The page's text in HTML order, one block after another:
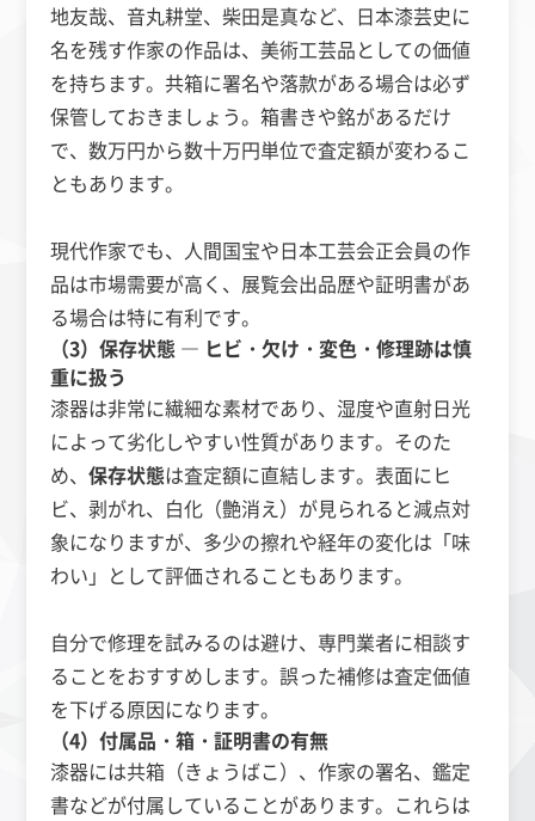
地友哉、音丸耕堂、柴田是真など、日本漆芸史に
名を残す作家の作品は、美術工芸品としての価値
を持ちます。共箱に署名や落款がある場合は必ず
保管しておきましょう。箱書きや銘があるだけ
で、数万円から数十万円単位で査定額が変わるこ
ともあります。
現代作家でも、人間国宝や日本工芸会正会員の作
品は市場需要が高く、展覧会出品歴や証明書があ
る場合は特に有利です。
（3）保存状態 ― ヒビ・欠け・変色・修理跡は慎
重に扱う
漆器は非常に繊細な素材であり、湿度や直射日光
によって劣化しやすい性質があります。そのた
め、保存状態は査定額に直結します。表面にヒ
ビ、剥がれ、白化（艶消え）が見られると減点対
象になりますが、多少の擦れや経年の変化は「味
わい」として評価されることもあります。
自分で修理を試みるのは避け、専門業者に相談す
ることをおすすめします。誤った補修は査定価値
を下げる原因になります。
（4）付属品・箱・証明書の有無
漆器には共箱（きょうばこ）、作家の署名、鑑定
書などが付属していることがあります。これらは